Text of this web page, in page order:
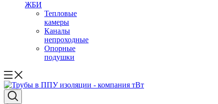
ЖБИ
Тепловые
камеры
Каналы
непроходные
Опорные
подушки